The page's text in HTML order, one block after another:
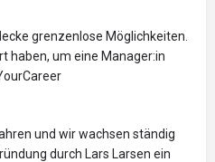
grenzenlose Möglichkeiten.
haben, um eine Manager:in
und wir wachsen ständig
durch Lars Larsen ein